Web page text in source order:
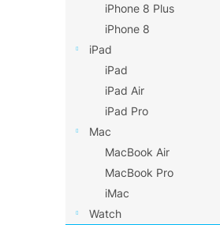
iPhone 8 Plus
iPhone 8
iPad
iPad
iPad Air
iPad Pro
Mac
MacBook Air
MacBook Pro
iMac
Watch